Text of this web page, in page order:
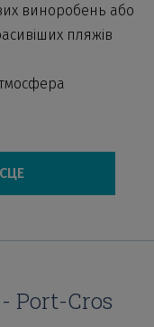
виноробень або
пляжів
Port-Cros